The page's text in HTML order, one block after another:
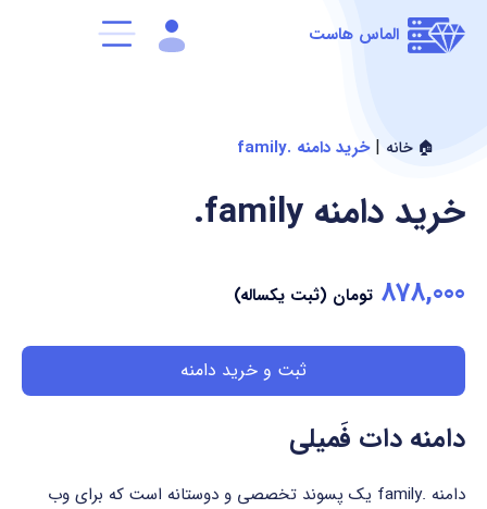
الماس هاست
🏠 خانه |خرید دامنه .family
.family خرید دامنه
878,000 تومان (ثبت یکساله)
ثبت و خرید دامنه
دامنه دات فَمیلی
دامنه .family یک پسوند تخصصی و دوستانه است که برای وب